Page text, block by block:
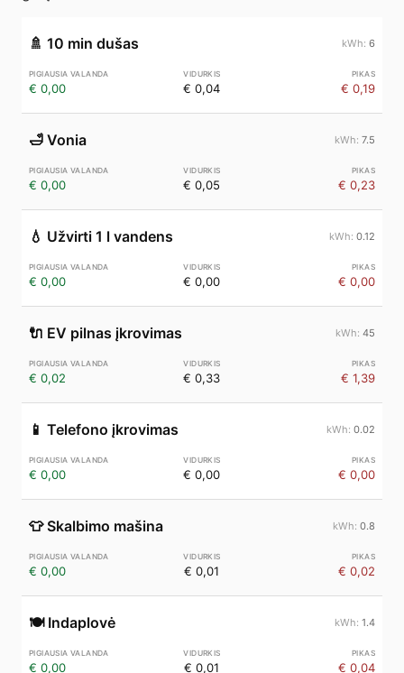
🚿 10 min dušas 6
€ 0,00 € 0,04 € 0,19
🛁 Vonia 7.5
€ 0,00 € 0,05 € 0,23
💧 Užvirti 1 l vandens 0.12
€ 0,00 € 0,00 € 0,00
🔌 EV pilnas įkrovimas 45
€ 0,02 € 0,33 € 1,39
📱 Telefono įkrovimas 0.02
€ 0,00 € 0,00 € 0,00
👕 Skalbimo mašina 0.8
€ 0,00 € 0,01 € 0,02
🍽️ Indaplovė 1.4
€ 0,00 € 0,01 € 0,04